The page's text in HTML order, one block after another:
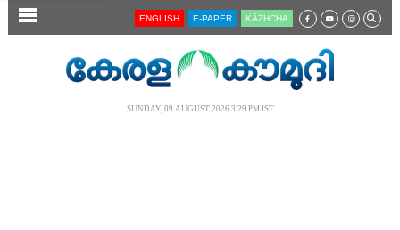
SECTIONS ENGLISH E-PAPER KĀZHCHA
SUNDAY, 09 AUGUST 2026 3.29 PM IST